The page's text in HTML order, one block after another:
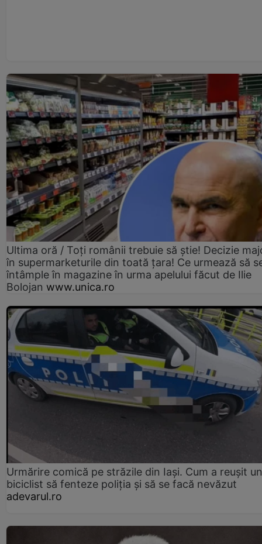
Ultima oră / Toți românii trebuie să știe! Decizie
în supermarketurile din toată țara! Ce urmează să
întâmple în magazine în urma apelului făcut de Ilie
Bolojan www.unica.ro
Urmărire comică pe străzile din Iași. Cum a reușit un
biciclist să fenteze poliția și să se facă nevăzut
adevarul.ro